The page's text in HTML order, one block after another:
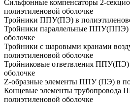
Сильфонные компенсаторы 2-
полиэтиленовой оболочке
Тройники ППУ(ПЭ) в
Тройники параллельные ППУ(ППЭ)
оболочке
Тройники с шаровыми кранами
полиэтиленовой оболочке
Тройниковые ответвления ППУ(ПЭ)
оболочке
Z-образные элементы ППУ (ПЭ) в
Концевые элементы трубопровода
полиэтиленовой оболочке